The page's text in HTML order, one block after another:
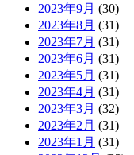
2023年9月 (30)
2023年8月 (31)
2023年7月 (31)
2023年6月 (31)
2023年5月 (31)
2023年4月 (31)
2023年3月 (32)
2023年2月 (31)
2023年1月 (31)